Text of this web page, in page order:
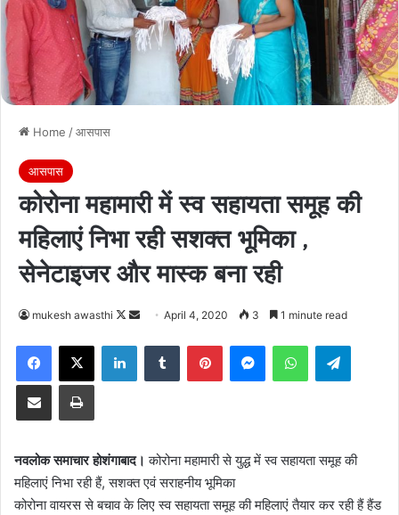
Home /आसपास
आसपास
कोरोना महामारी में स्व सहायता समूह की
महिलाएं निभा रही सशक्त भूमिका ,
सेनेटाइजर और मास्क बना रही
mukesh awasthi
Follow
Send
email
April 4, 2020 3 1 minute read
Facebook
X LinkedInTumblr PinterestMessengerWhatsApp
Share via Email Print
नवलोक समाचार होशंगाबाद। कोरोना महामारी से युद्ध में स्व सहायता समूह की
महिलाएं निभा रही हैं, सशक्त एवं सराहनीय भूमिका
कोरोना वायरस से बचाव के लिए स्व सहायता समूह की महिलाएं तैयार कर रही हैं हैंड